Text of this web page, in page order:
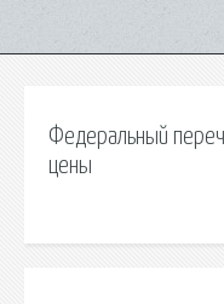
Федеральный
цены